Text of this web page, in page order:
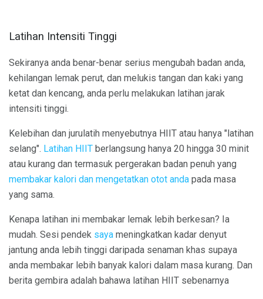
Latihan Intensiti Tinggi
Sekiranya anda benar-benar serius mengubah badan anda,
kehilangan lemak perut, dan melukis tangan dan kaki yang
ketat dan kencang, anda perlu melakukan latihan jarak
intensiti tinggi.
Kelebihan dan jurulatih menyebutnya HIIT atau hanya "latihan
selang". Latihan HIIT berlangsung hanya 20 hingga 30 minit
atau kurang dan termasuk pergerakan badan penuh yang
membakar kalori dan mengetatkan otot anda pada masa
yang sama.
Kenapa latihan ini membakar lemak lebih berkesan? Ia
mudah. Sesi pendek saya meningkatkan kadar denyut
jantung anda lebih tinggi daripada senaman khas supaya
anda membakar lebih banyak kalori dalam masa kurang. Dan
berita gembira adalah bahawa latihan HIIT sebenarnya